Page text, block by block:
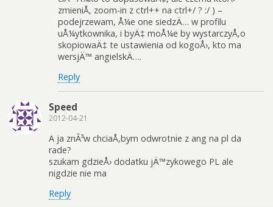
zmieniÅ‚ zoom-in z ctrl++ na ctrl+/ ? :/ ) –
podejrzewam, Å¼e one siedzÄ… w profilu
uÅ¼ytkownika, i byÄ‡ moÅ¼e by wystarczyÅ‚o
skopiowaÄ‡ te ustawienia od kogoÅ›, kto ma
wersjÄ™ angielskÄ….
Reply
Speed
2012-04-21
A ja znÃ³w chciaÅ‚bym odwrotnie z ang na pl da
rade?
szukam gdzieÅ› dodatku jÄ™zykowego PL ale
nigdzie nie ma
Reply